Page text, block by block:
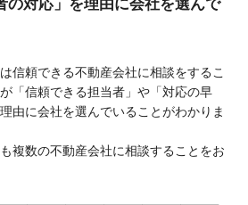
信頼できる不動産会社に相談をするこ
「信頼できる担当者」や「対応の早
由に会社を選んでいることがわかりま
複数の不動産会社に相談することをお